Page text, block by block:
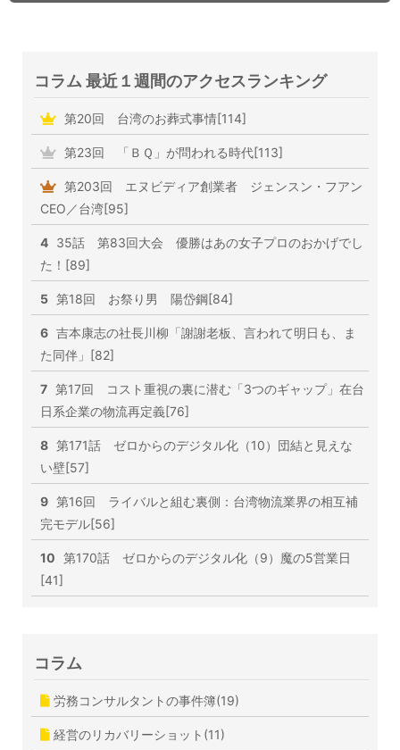
コラム 最近１週間のアクセスランキング
第20回 台湾のお葬式事情[114]
第23回 「ＢＱ」が問われる時代[113]
第203回 エヌビディア創業者 ジェンスン・フアン
CEO／台湾[95]
4 35話 第83回大会 優勝はあの女子プロのおかげでし
た！[89]
5 第18回 お祭り男 陽岱鋼[84]
6 吉本康志の社長川柳「謝謝老板、言われて明日も、ま
た同伴」[82]
7 第17回 コスト重視の裏に潜む「3つのギャップ」在台
日系企業の物流再定義[76]
8 第171話 ゼロからのデジタル化（10）団結と見えな
い壁[57]
9 第16回 ライバルと組む裏側：台湾物流業界の相互補
完モデル[56]
10 第170話 ゼロからのデジタル化（9）魔の5営業日
[41]
コラム
労務コンサルタントの事件簿(19)
経営のリカバリーショット(11)